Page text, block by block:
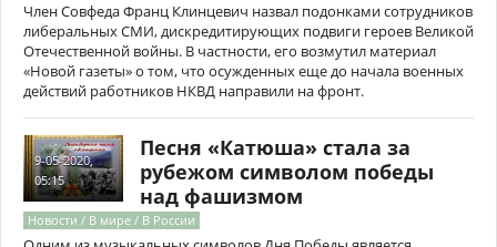
Член Совфеда Франц Клинцевич назвал подонками сотрудников
либеральных СМИ, дискредитирующих подвиги героев Великой
Отечественной войны. В частности, его возмутил материал
«Новой газеты» о том, что осужденных еще до начала военных
действий работников НКВД направили на фронт.
9-05-2020,
05:15
Песня «Катюша» стала за
рубежом символом победы
над фашизмом
Новости / В мире / В России